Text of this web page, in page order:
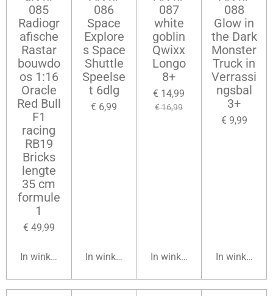
085
Radiogr
afische
Rastar
bouwdo
os 1:16
Oracle
Red Bull
F1
racing
RB19
Bricks
lengte
35 cm
formule
1
€ 49,99
In winkelwagen
086
Space
Explore
s Space
Shuttle
Speelse
t 6dlg
€ 6,99
In winkelwagen
087
white
goblin
Qwixx
Longo
8+
€ 14,99
€ 16,99
In winkelwagen
088
Glow in
the Dark
Monster
Truck in
Verrassi
ngsbal
3+
€ 9,99
In